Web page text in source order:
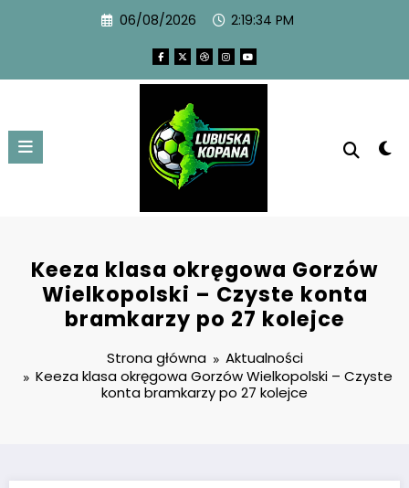
06/08/2026 2:19:35 PM
Keeza klasa okręgowa Gorzów
Wielkopolski – Czyste konta
bramkarzy po 27 kolejce
Strona główna
Aktualności
Keeza klasa okręgowa Gorzów Wielkopolski – Czyste
konta bramkarzy po 27 kolejce